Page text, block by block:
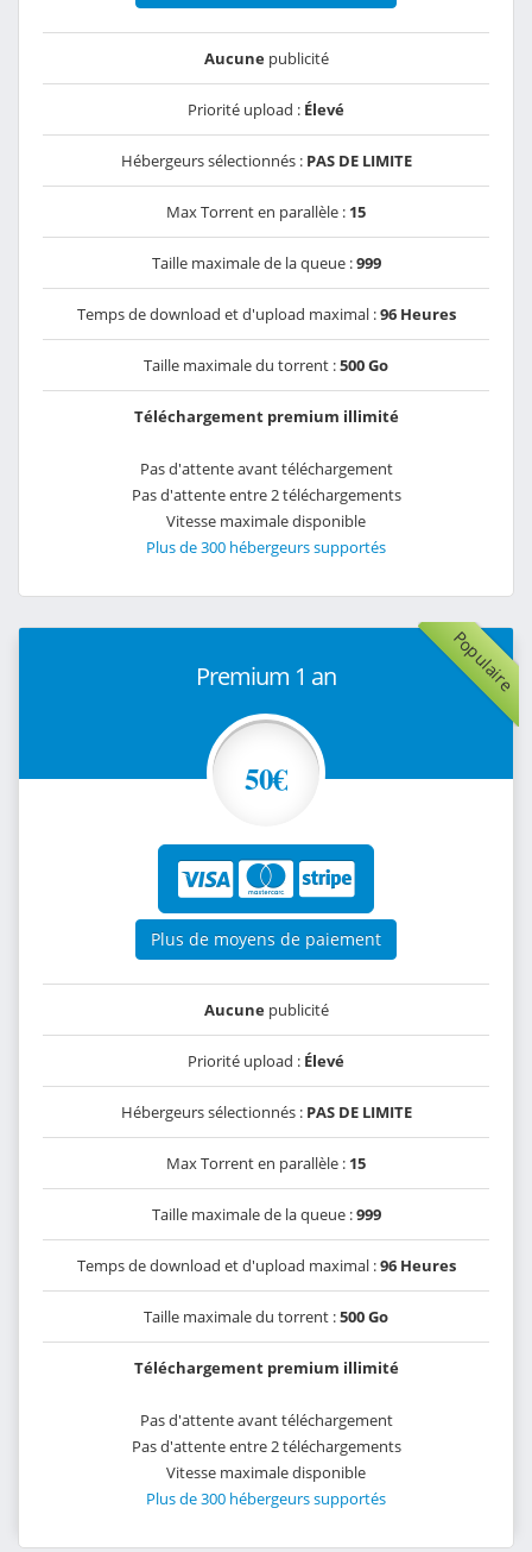
Aucunepublicité
Priorité upload : Élevé
Hébergeurs sélectionnés : PAS DE LIMITE
Max Torrent en parallèle : 15
Taille maximale de la queue :999
Temps de download et d'upload maximal :96 Heures
Taille maximale du torrent :500 Go
Téléchargement premium illimité
Pas d'attente avant téléchargement
Pas d'attente entre 2 téléchargements
Vitesse maximale disponible
Plus de 300 hébergeurs supportés
Populaire
Premium 1 an
50€
Plus de moyens de paiement
Aucunepublicité
Priorité upload : Élevé
Hébergeurs sélectionnés : PAS DE LIMITE
Max Torrent en parallèle : 15
Taille maximale de la queue :999
Temps de download et d'upload maximal :96 Heures
Taille maximale du torrent :500 Go
Téléchargement premium illimité
Pas d'attente avant téléchargement
Pas d'attente entre 2 téléchargements
Vitesse maximale disponible
Plus de 300 hébergeurs supportés